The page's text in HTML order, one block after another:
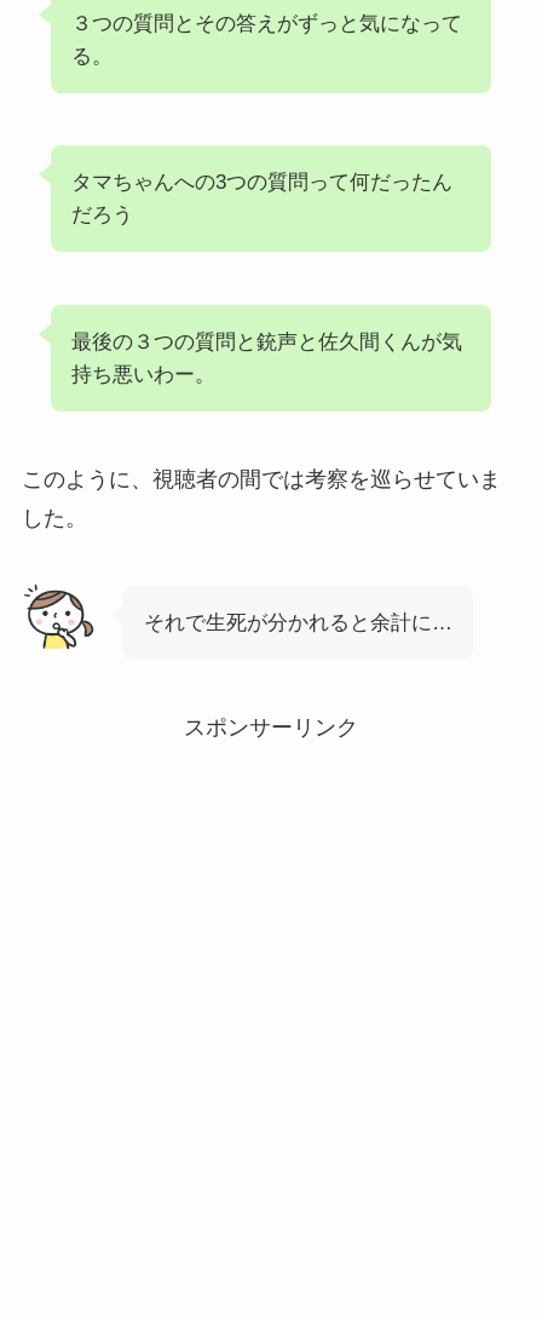
３つの質問とその答えがずっと気になって
る。
タマちゃんへの3つの質問って何だったん
だろう
最後の３つの質問と銃声と佐久間くんが気
持ち悪いわー。
このように、視聴者の間では考察を巡らせていま
した。
それで生死が分かれると余計に…
スポンサーリンク